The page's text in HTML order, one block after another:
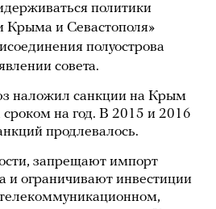
политики
Крыма и Севастополя»
полуострова
совета.
наложил санкции на Крым
на год. В 2015 и 2016
продлевалось.
запрещают импорт
и ограничивают инвестиции